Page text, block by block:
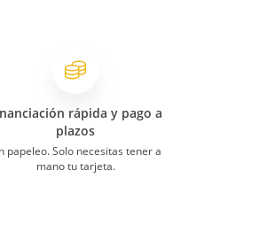
rápida y pago a
plazos
papeleo. Solo necesitas tener a
mano tu tarjeta.